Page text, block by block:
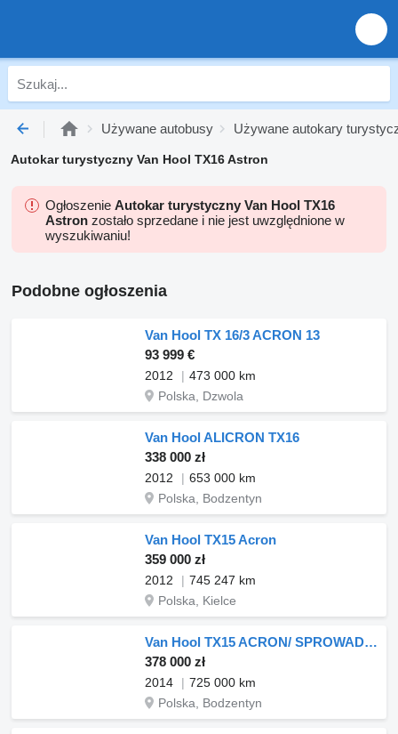
Używane autobusy Używane autokary
Autokar turystyczny Van Hool TX16 Astron
Ogłoszenie Autokar turystyczny Van Hool TX16
Astron zostało sprzedane i nie jest uwzględnione w
wyszukiwaniu!
Podobne ogłoszenia
Van Hool TX 16/3 ACRON 13
93 999 €
2012
473 000 km
Polska, Dzwola
Van Hool ALICRON TX16
338 000 zł
2012
653 000 km
Polska, Bodzentyn
Van Hool TX15 Acron
359 000 zł
2012
745 247 km
Polska, Kielce
Van Hool TX15 ACRON/ SPROWADZONY
378 000 zł
2014
725 000 km
Polska, Bodzentyn